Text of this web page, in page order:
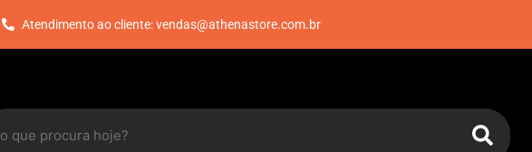
Atendimento ao cliente: vendas@athenastore.com.br